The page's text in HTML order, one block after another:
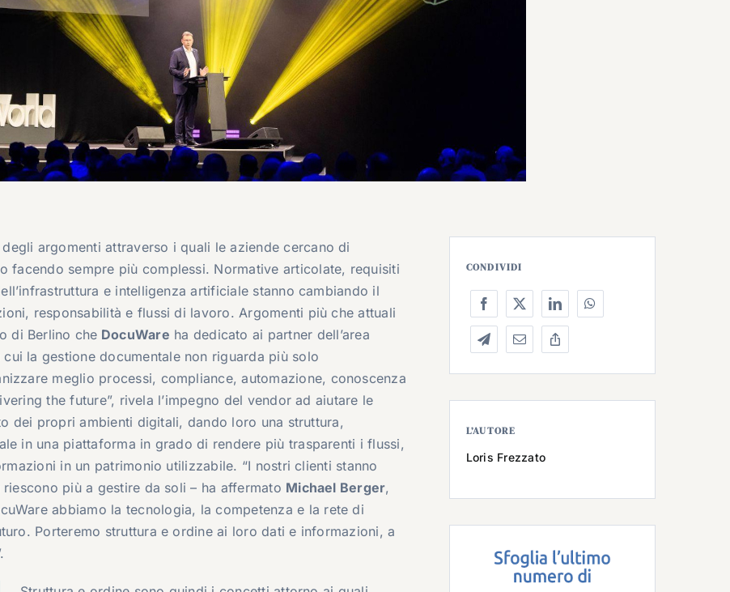
argomenti attraverso i quali le aziende cercano di
facendo sempre più complessi. Normative articolate, requisiti
e intelligenza artificiale stanno cambiando il
responsabilità e flussi di lavoro. Argomenti più che attuali
di Berlino che DocuWare ha dedicato ai partner dell’area
la gestione documentale non riguarda più solo
meglio processi, compliance, automazione, conoscenza
the future”, rivela l’impegno del vendor ad aiutare le
dei propri ambienti digitali, dando loro una struttura,
in una piattaforma in grado di rendere più trasparenti i flussi,
in un patrimonio utilizzabile. “I nostri clienti stanno
più a gestire da soli – ha affermato Michael Berger,
abbiamo la tecnologia, la competenza e la rete di
Porteremo struttura e ordine ai loro dati e informazioni, a
CONDIVIDI
L’AUTORE
Loris Frezzato